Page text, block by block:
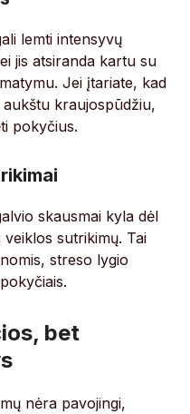
lemti intensyvų
jis atsiranda kartu su
Jei įtariate, kad
aukštu kraujospūdžiu,
pokyčius.
skausmai kyla dėl
sutrikimų. Tai
streso lygio
bet
nėra pavojingi,